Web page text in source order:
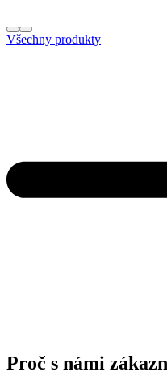
Všechny produkty
Proč s námi